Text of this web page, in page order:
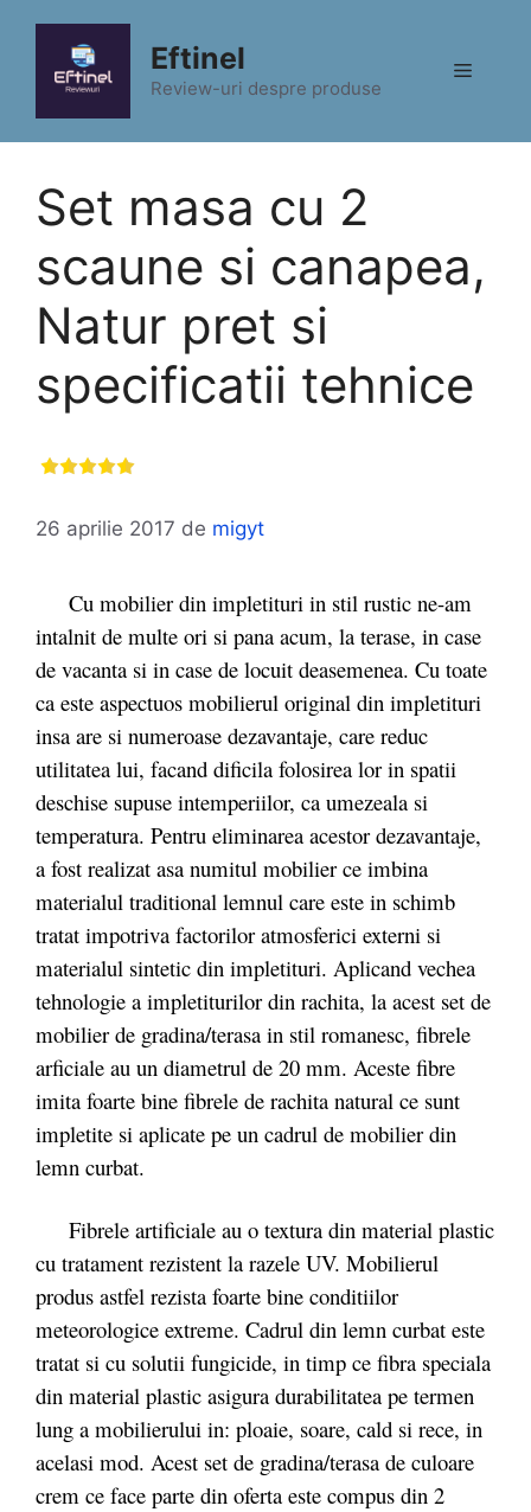
conținut
Eftinel
Review-uri despre produse
Meniu
Set masa cu 2
scaune si canapea,
Natur pret si
specificatii tehnice
26 aprilie 2017 de migyt
Cu mobilier din impletituri in stil rustic ne-am
intalnit de multe ori si pana acum, la terase, in case
de vacanta si in case de locuit deasemenea. Cu toate
ca este aspectuos mobilierul original din impletituri
insa are si numeroase dezavantaje, care reduc
utilitatea lui, facand dificila folosirea lor in spatii
deschise supuse intemperiilor, ca umezeala si
temperatura. Pentru eliminarea acestor dezavantaje,
a fost realizat asa numitul mobilier ce imbina
materialul traditional lemnul care este in schimb
tratat impotriva factorilor atmosferici externi si
materialul sintetic din impletituri. Aplicand vechea
tehnologie a impletiturilor din rachita, la acest set de
mobilier de gradina/terasa in stil romanesc, fibrele
arficiale au un diametrul de 20 mm. Aceste fibre
imita foarte bine fibrele de rachita natural ce sunt
impletite si aplicate pe un cadrul de mobilier din
lemn curbat.
Fibrele artificiale au o textura din material plastic
cu tratament rezistent la razele UV. Mobilierul
produs astfel rezista foarte bine conditiilor
meteorologice extreme. Cadrul din lemn curbat este
tratat si cu solutii fungicide, in timp ce fibra speciala
din material plastic asigura durabilitatea pe termen
lung a mobilierului in: ploaie, soare, cald si rece, in
acelasi mod. Acest set de gradina/terasa de culoare
crem ce face parte din oferta este compus din 2